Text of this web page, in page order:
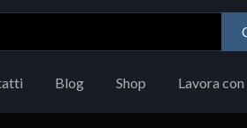
Blog Shop Lavora con